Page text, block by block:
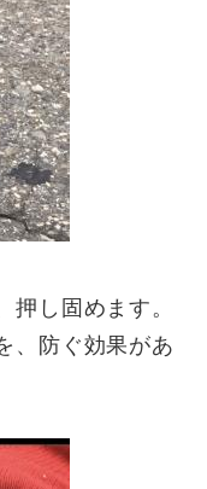
し固めます。
、防ぐ効果があ